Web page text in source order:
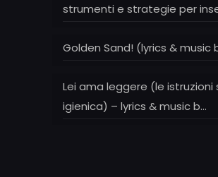
strumenti e strategie per
Golden Sand! (lyrics & music
Lei ama leggere (le istruzioni
igienica) – lyrics & music b…